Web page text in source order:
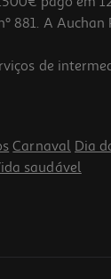
881. A
de
Carnaval Dia
saudável